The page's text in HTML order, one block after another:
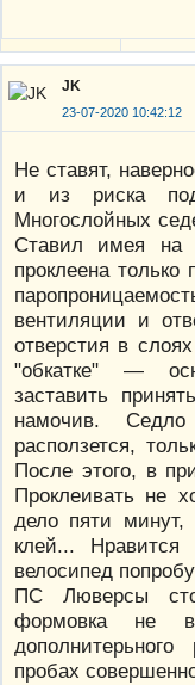
JK
23-07-2020 10:42:12
Не ставят,
и из риска
Многослойных
Ставил имея на
проклеена
вентиляции и
отверстия в
"обкатке" —
заставить
намочив.
расползется,
После этого, в
Проклеивать не
дело пяти минут,
клей...
велосипед
ПС Люверсы
формовка не
пробах